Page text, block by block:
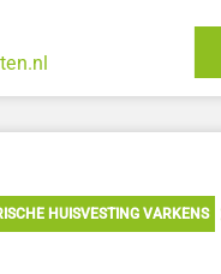
HUISVESTING VARKENS